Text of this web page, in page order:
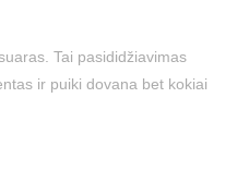
Tai pasididžiavimas
ir puiki dovana bet kokiai